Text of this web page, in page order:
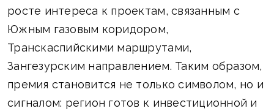
росте интереса к проектам, связанным с
Южным газовым коридором,
Транскаспийскими маршрутами,
Зангезурским направлением. Таким образом,
премия становится не только символом, но и
сигналом: регион готов к инвестиционной и